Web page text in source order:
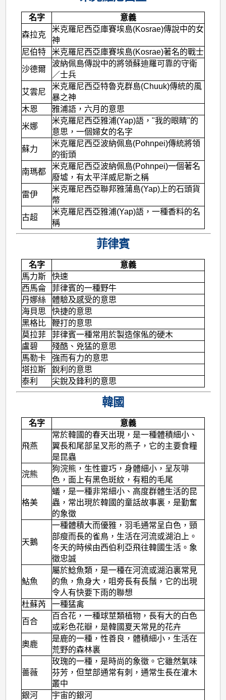
名字
意義
森拉克
米克羅尼西亞庫賽埃島(Kosrae)傳說中的女
神
尼伯特
米克羅尼西亞庫賽埃島(Kosrae)著名的戰士
沙德爾
波納佩島傳說中的將領蘇迪羅可靠的守衛
／士兵
艾雲尼
米克羅尼西亞特魯克群島(Chuuk)傳統的風
暴之神
木恩
雅浦語，六月的意思
米娜
米克羅尼西亞雅浦(Yap)語，"我的眼睛"的
意思，一個婦女的名字
蘇力
米克羅尼西亞波納佩島(Pohnpei)傳統將領
的銜頭
南瑪都
米克羅尼西亞波納佩島(Pohnpei)一個著名
廢墟，有太平洋威尼斯之稱
雷伊
米克羅尼西亞聯邦雅蒲島(Yap)上的石頭貨
幣
古超
米克羅尼西亞雅浦(Yap)語，一種香料的名
稱
菲律賓
名字
意義
馬力斯
快速
西馬侖
菲律賓的一種野牛
丹娜絲
體驗及感受的意思
海貝思
快捷的意思
黑格比
鞭打的意思
莫拉菲
菲律賓一種常用於製造傢俬的硬木
盧碧
殘酷、兇猛的意思
馬勒卡
強而有力的意思
塔拉斯
銳利的意思
泰利
尖銳及鋒利的意思
韓國
名字 意義
飛燕
常於韓國的春天出現，是一種體積細小、
翼長和尾部呈叉形的燕子，它的主要食糧
是昆蟲
浣熊
狗浣熊，生性靈巧，身體細小，呈灰啡
色，面上有黑色斑紋，有粗的毛尾
格美
蟻，是一種非常細小、高度群體生活的昆
蟲，常出現於韓國的童話故事裏，是勤奮
的象徵
天鵝
一種體積大而優雅，羽毛通常呈白色，頸
部瘦而長的雀鳥，生活在河流或湖泊上。
冬天的時候由西伯利亞飛往韓國生活。象
徵忠誠
鮎魚
屬於鯰魚類，是一種在河流或湖泊裏常見
的魚，魚身大，咀旁長有長鬚，它的出現
令人有快要下雨的聯想
杜蘇芮
一種猛禽
百合
百合花，一種球莖類植物，長有大的白色
或彩色花瓣，是韓國夏天常見的花卉
奧鹿
是鹿的一種，性善良，體積細小，生活在
荒野的森林裏
薔薇
玫瑰的一種，是時尚的象徵。它雖然氣味
芬芳，但莖部通常有刺，通常生長在灌木
叢中
銀河
宇宙的銀河